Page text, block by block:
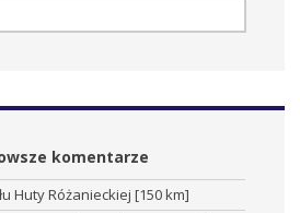
komentarze
Huty Różanieckiej [150 km]